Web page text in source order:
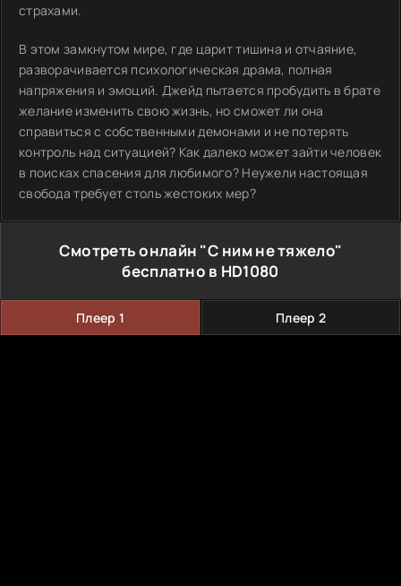
страхами.
В этом замкнутом мире, где царит тишина и отчаяние,
разворачивается психологическая драма, полная
напряжения и эмоций. Джейд пытается пробудить в брате
желание изменить свою жизнь, но сможет ли она
справиться с собственными демонами и не потерять
контроль над ситуацией? Как далеко может зайти человек
в поисках спасения для любимого? Неужели настоящая
свобода требует столь жестоких мер?
Смотреть онлайн "С ним не тяжело"
бесплатно в HD1080
Плеер 1 Плеер 2